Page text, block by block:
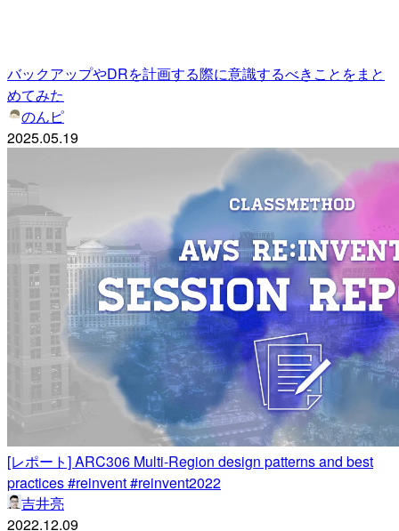
バックアップやDRを計画する際に意識するべきことをまと
めてみた
のんピ
2025.05.19
[レポート] ARC306 Multi-Region design patterns and best
practices #reinvent #reinvent2022
吉井亮
2022.12.09